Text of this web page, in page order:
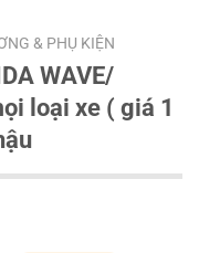
& PHỤ KIỆN
WAVE/
loại xe ( giá 1